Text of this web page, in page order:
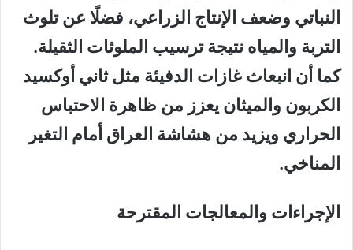
النباتي وضعف الإنتاج الزراعي، فضلًا عن تلوث
التربة والمياه نتيجة ترسيب الملوثات الثقيلة.
كما أن انبعاث غازات الدفيئة مثل ثاني أوكسيد
الكربون والميثان يعزز من ظاهرة الاحتباس
الحراري ويزيد من هشاشة العراق أمام التغير
المناخي.
الإجراءات والمعالجات المقترحة